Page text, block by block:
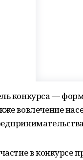
конкурса —
вовлечение
в конкурсе